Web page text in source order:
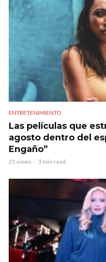
ENTRETENIMIENTO
Las películas que
agosto dentro del
Engaño”
25 views 3 min read